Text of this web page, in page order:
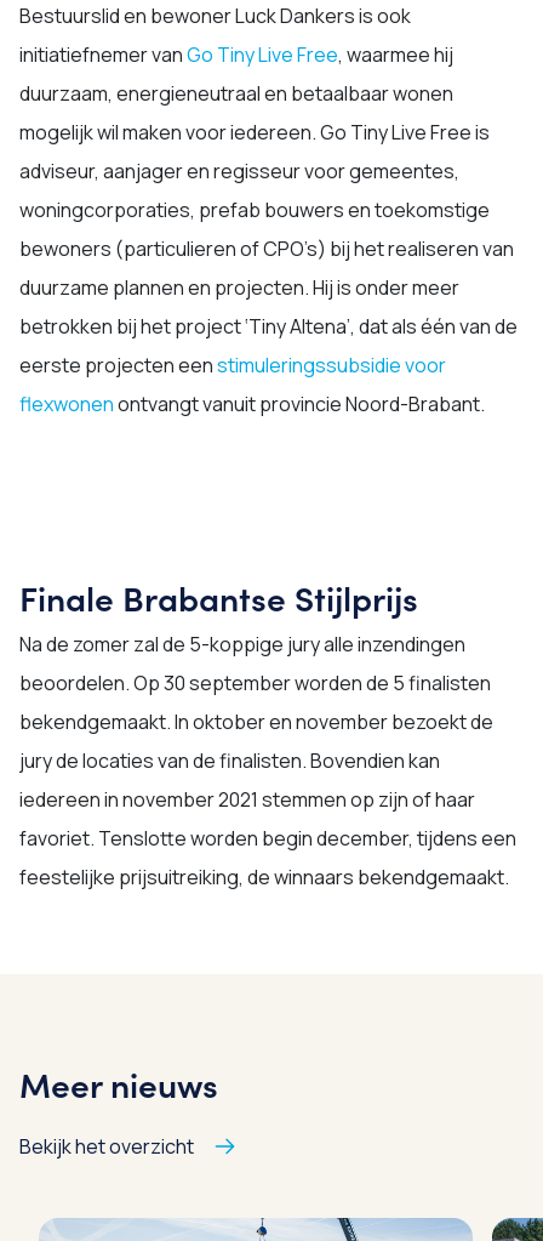
Bestuurslid en bewoner Luck Dankers is ook
initiatiefnemer vanGo Tiny Live Free, waarmee hij
duurzaam, energieneutraal en betaalbaar wonen
mogelijk wil maken voor iedereen. Go Tiny Live Free is
adviseur, aanjager en regisseur voor gemeentes,
woningcorporaties, prefab bouwers en toekomstige
bewoners (particulieren of CPO’s) bij het realiseren van
duurzame plannen en projecten. Hij is onder meer
betrokken bij het project ‘Tiny Altena’, dat als één van de
eerste projecten eenstimuleringssubsidie voor
flexwonenontvangt vanuit provincie Noord-Brabant.
Finale Brabantse Stijlprijs
Na de zomer zal de 5-koppige jury alle inzendingen
beoordelen. Op 30 september worden de 5 finalisten
bekendgemaakt. In oktober en november bezoekt de
jury de locaties van de finalisten. Bovendien kan
iedereen in november 2021 stemmen op zijn of haar
favoriet. Tenslotte worden begin december, tijdens een
feestelijke prijsuitreiking, de winnaars bekendgemaakt.
Meer nieuws
Bekijk het overzicht